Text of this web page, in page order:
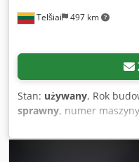
Telšiai 497 km
Stan: używany, Rok
sprawny, numer
komputerowa tokarka
Używana niewiele.
elementu wynosi 1600